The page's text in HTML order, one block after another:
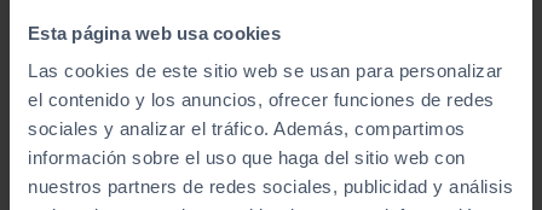
Esta página web usa cookies
Las cookies de este sitio web se usan para personalizar
el contenido y los anuncios, ofrecer funciones de redes
sociales y analizar el tráfico. Además, compartimos
información sobre el uso que haga del sitio web con
nuestros partners de redes sociales, publicidad y análisis
1.2 MPI KLASS
9.573 km
2024
Manual
Gasolina
C